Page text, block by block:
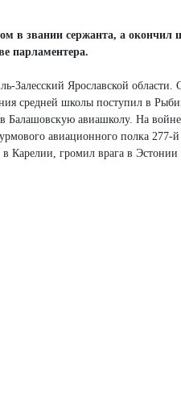
в звании сержанта, а окончил
парламентера.
Залесский Ярославской области.
средней школы поступил в
авиашколу. На войне
авиационного полка
Карелии, громил врага в